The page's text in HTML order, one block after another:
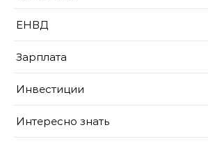
ЕНВД
Зарплата
Инвестиции
Интересно знать